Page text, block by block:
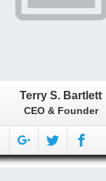
Terry S. Bartlett
CEO & Founder